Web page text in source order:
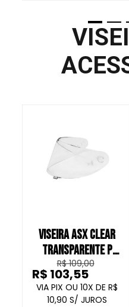
VISEIRA ASX CLEAR
TRANSPARENTE P
V18B CAPACETE
FECHADO
R$ 109,00
10
R$
10,90
R$ 103,55